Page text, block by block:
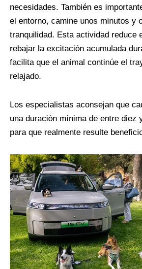
necesidades. También es
el entorno, camine unos minutos y
tranquilidad. Esta actividad reduce
rebajar la excitación acumulada
facilita que el animal continúe el
relajado.
Los especialistas aconsejan que
una duración mínima de entre diez
para que realmente resulte